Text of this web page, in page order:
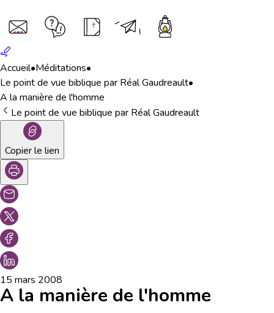
Accueil•Méditations•
Le point de vue biblique par Réal Gaudreault•
A la manière de l'homme
Le point de vue biblique par Réal Gaudreault
Copier le lien
15 mars 2008
A la manière de l'homme